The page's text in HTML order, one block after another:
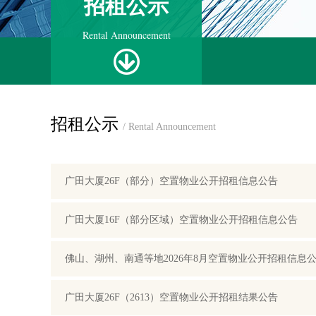
招租公示
Rental Announcement
招租公示 / Rental Announcement
广田大厦26F（部分）空置物业公开招租信息公告
广田大厦16F（部分区域）空置物业公开招租信息公告
佛山、湖州、南通等地2026年8月空置物业公开招租信息
广田大厦26F（2613）空置物业公开招租结果公告